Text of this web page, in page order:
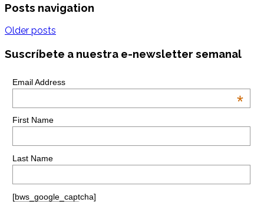
Posts navigation
Older posts
Suscríbete a nuestra e-newsletter semanal
Email Address
*
First Name
Last Name
[bws_google_captcha]